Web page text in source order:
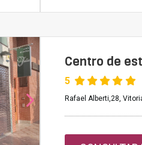
Centro de
5
Rafael Alberti,28,